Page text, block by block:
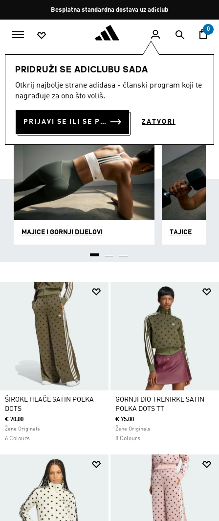
Zaustavi
rotaciju
Besplatna standardna dostava uz adiclub
0
PRIDRUŽI SE ADICLUBU SADA
Otkrij najbolje strane adidasa - članski program koji te
nagrađuje za ono što voliš.
PRIJAVI SE ILI SE PRIDRUŽI SADA ZATVORI
ŽENE Odjeća
ODJEĆA
MAJICE I GORNJI DIJELOVI TAJICE
ŠIROKE HLAČE SATIN POLKA
DOTS
€ 70.00
Žene Originals
6 Colours
GORNJI DIO TRENIRKE SATIN
POLKA DOTS TT
€ 75.00
Žene Originals
8 Colours